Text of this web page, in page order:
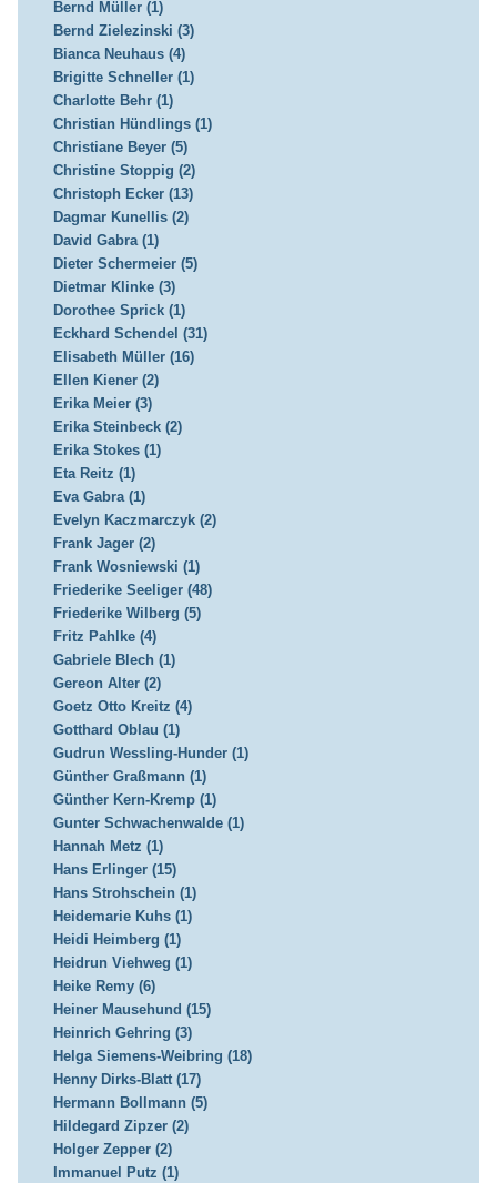
Bernd Müller (1)
Bernd Zielezinski (3)
Bianca Neuhaus (4)
Brigitte Schneller (1)
Charlotte Behr (1)
Christian Hündlings (1)
Christiane Beyer (5)
Christine Stoppig (2)
Christoph Ecker (13)
Dagmar Kunellis (2)
David Gabra (1)
Dieter Schermeier (5)
Dietmar Klinke (3)
Dorothee Sprick (1)
Eckhard Schendel (31)
Elisabeth Müller (16)
Ellen Kiener (2)
Erika Meier (3)
Erika Steinbeck (2)
Erika Stokes (1)
Eta Reitz (1)
Eva Gabra (1)
Evelyn Kaczmarczyk (2)
Frank Jager (2)
Frank Wosniewski (1)
Friederike Seeliger (48)
Friederike Wilberg (5)
Fritz Pahlke (4)
Gabriele Blech (1)
Gereon Alter (2)
Goetz Otto Kreitz (4)
Gotthard Oblau (1)
Gudrun Wessling-Hunder (1)
Günther Graßmann (1)
Günther Kern-Kremp (1)
Gunter Schwachenwalde (1)
Hannah Metz (1)
Hans Erlinger (15)
Hans Strohschein (1)
Heidemarie Kuhs (1)
Heidi Heimberg (1)
Heidrun Viehweg (1)
Heike Remy (6)
Heiner Mausehund (15)
Heinrich Gehring (3)
Helga Siemens-Weibring (18)
Henny Dirks-Blatt (17)
Hermann Bollmann (5)
Hildegard Zipzer (2)
Holger Zepper (2)
Immanuel Putz (1)